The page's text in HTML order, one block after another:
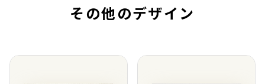
その他のデザイン